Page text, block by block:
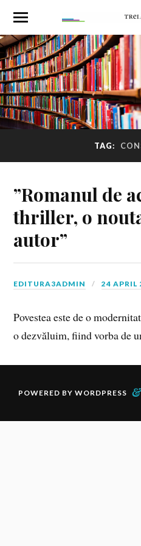
TAG:
”Romanul de
thriller, o
autor”
EDITURA3ADMIN 24 APRIL
Povestea este de o
o dezvăluim, fiind vorba de
POWERED BY WORDPRESS &